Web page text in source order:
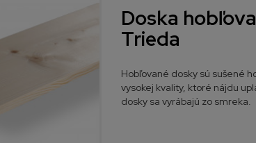
Doska
Trieda
Hobľované dosky sú sušené
vysokej kvality, ktoré nájdu
dosky sa vyrábajú zo smreka.